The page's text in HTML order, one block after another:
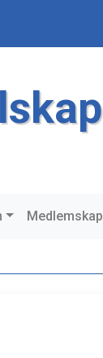
Medlemskap